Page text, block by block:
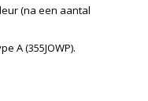
(na een aantal
A (355JOWP).